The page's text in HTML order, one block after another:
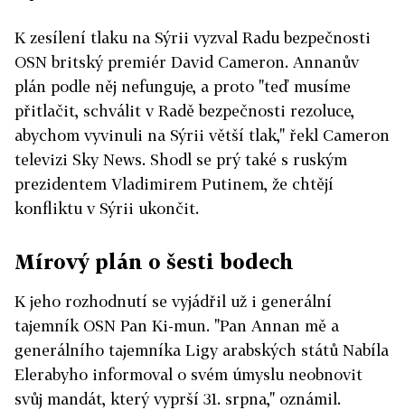
K zesílení tlaku na Sýrii vyzval Radu bezpečnosti
OSN britský premiér David Cameron. Annanův
plán podle něj nefunguje, a proto "teď musíme
přitlačit, schválit v Radě bezpečnosti rezoluce,
abychom vyvinuli na Sýrii větší tlak," řekl Cameron
televizi Sky News. Shodl se prý také s ruským
prezidentem Vladimirem Putinem, že chtějí
konfliktu v Sýrii ukončit.
Mírový plán o šesti bodech
K jeho rozhodnutí se vyjádřil už i generální
tajemník OSN Pan Ki-mun. "Pan Annan mě a
generálního tajemníka Ligy arabských států Nabíla
Elerabyho informoval o svém úmyslu neobnovit
svůj mandát, který vyprší 31. srpna," oznámil.